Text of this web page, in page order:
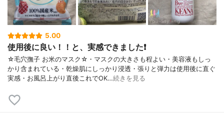
5.00
使用後に良い！！と、実感できました❗
☆毛穴撫子 お米のマスク☆・マスクの大きさも程よい・美容液もしっ
かり含まれている・乾燥肌にしっかり浸透・張りと弾力は使用後に直ぐ
実感・お風呂上がり直後これでOK…続きを見る